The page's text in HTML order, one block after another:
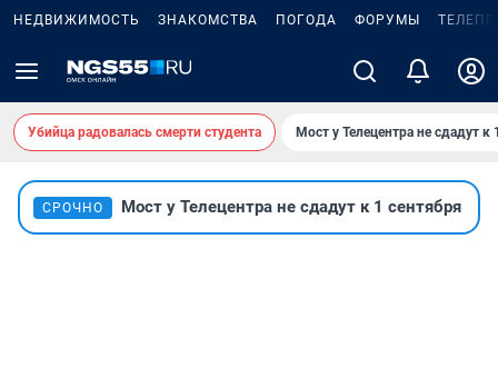
НЕДВИЖИМОСТЬ ЗНАКОМСТВА ПОГОДА ФОРУМЫ
Убийца радовалась смерти студента Мост у Телецентра не сдадут к
СРОЧНО Мост у Телецентра не сдадут к 1 сентября